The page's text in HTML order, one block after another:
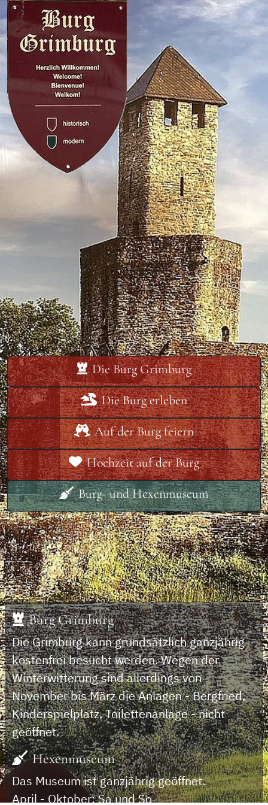
Die Burg Grimburg
Die Burg erleben
Auf der Burg feiern
Hochzeit auf der Burg
Burg- und Hexenmuseum
Burg Grimburg
Die Grimburg kann grundsätzlich ganzjährig
kostenfrei besucht werden. Wegen der
Winterwitterung sind allerdings von
November bis März die Anlagen - Bergfried,
Kinderspielplatz, Toilettenanlage - nicht
geöffnet.
Hexenmuseum
Das Museum ist ganzjährig geöffnet.
April - Oktober: Sa und So